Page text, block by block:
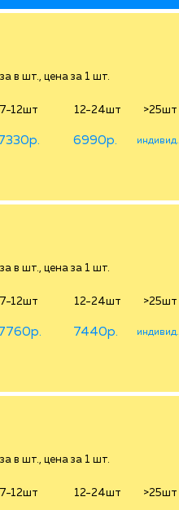
в шт., цена за 1 шт.
7-12шт 12-24шт >25шт
6990р. индивид.
в шт., цена за 1 шт.
7-12шт 12-24шт >25шт
7440р. индивид.
в шт., цена за 1 шт.
7-12шт 12-24шт >25шт